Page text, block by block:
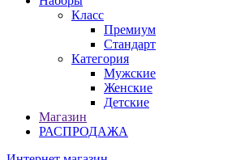
Класс
Премиум
Стандарт
Категория
Мужские
Женские
Детские
Магазин
РАСПРОДАЖА